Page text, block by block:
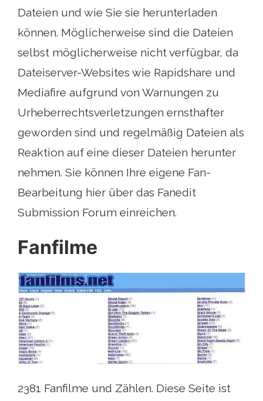
Dateien und wie Sie sie herunterladen
können. Möglicherweise sind die Dateien
selbst möglicherweise nicht verfügbar, da
Dateiserver-Websites wie Rapidshare und
Mediafire aufgrund von Warnungen zu
Urheberrechtsverletzungen ernsthafter
geworden sind und regelmäßig Dateien als
Reaktion auf eine dieser Dateien herunter
nehmen. Sie können Ihre eigene Fan-
Bearbeitung hier über das Fanedit
Submission Forum einreichen.
Fanfilme
2381 Fanfilme und Zählen. Diese Seite ist